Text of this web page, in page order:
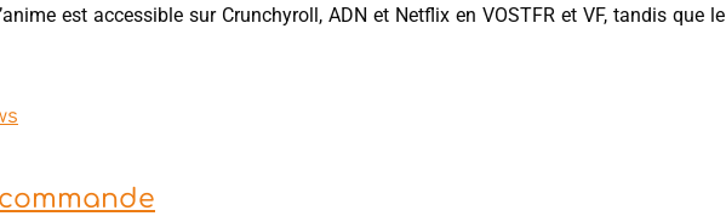
est accessible sur Crunchyroll, ADN et Netflix en VOSTFR et VF, tandis que le